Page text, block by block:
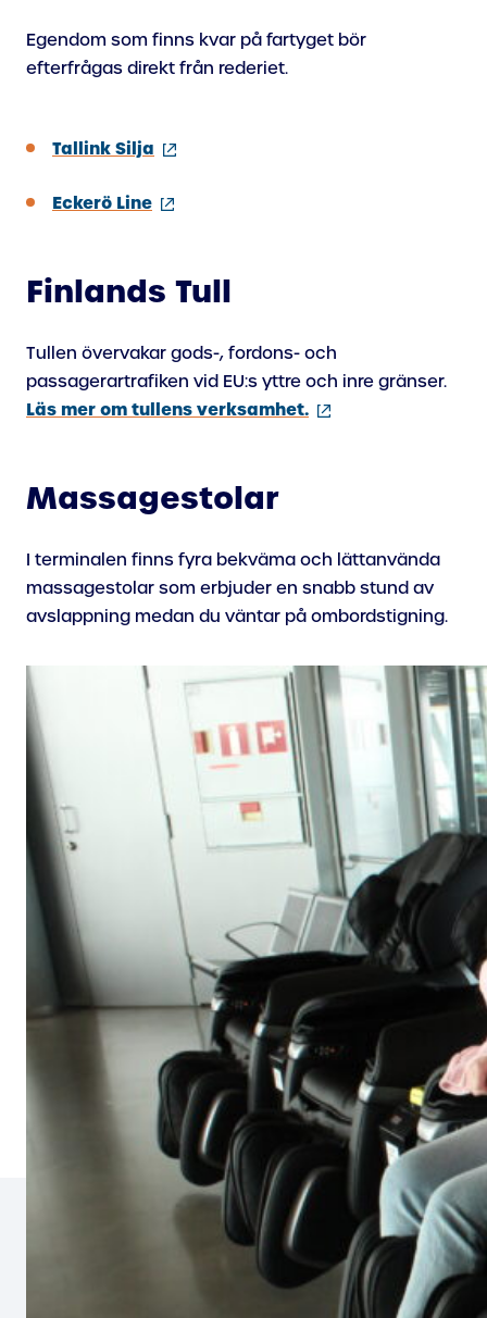
Egendom som finns kvar på fartyget bör
efterfrågas direkt från rederiet.
Tallink Silja (extern
Eckerö Line(extern
Finlands Tull
Tullen övervakar gods-, fordons- och
passagerartrafiken vid EU:s yttre och inre gränser.
Läs mer om tullens verksamhet.(extern
Massagestolar
I terminalen finns fyra bekväma och lättanvända
massagestolar som erbjuder en snabb stund av
avslappning medan du väntar på ombordstigning.